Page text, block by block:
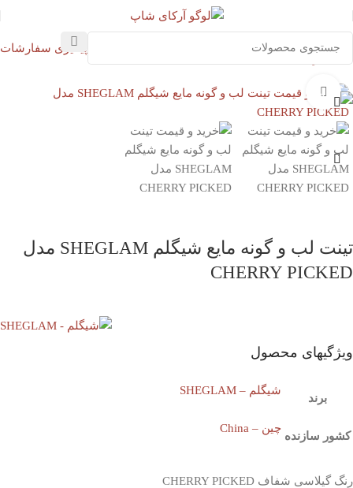
پیگیری سفارشات
آرایشی تینت لب
بزرگنمایی تصویر
تینت لب و گونه مایع شیگلم SHEGLAM مدل
CHERRY PICKED
ویژگیهای محصول
برند
شیگلم – SHEGLAM
کشور سازنده
چین – China
رنگ گیلاسی شفاف CHERRY PICKED